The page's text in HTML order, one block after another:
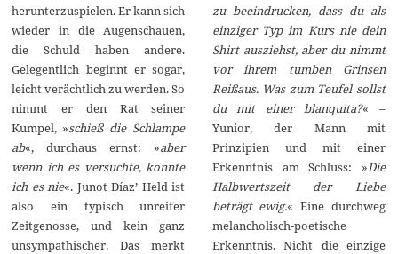
herunterzuspielen. Er kann sich
wieder in die Augenschauen,
die Schuld haben andere.
Gelegentlich beginnt er sogar,
leicht verächtlich zu werden. So
nimmt er den Rat seiner
Kumpel, »schieß die Schlampe
ab«, durchaus ernst: »aber
wenn ich es versuchte, konnte
ich es nie«. Junot Díaz’ Held ist
also ein typisch unreifer
Zeitgenosse, und kein ganz
unsympathischer. Das merkt
zu beeindrucken, dass du als
einziger Typ im Kurs nie dein
Shirt ausziehst, aber du nimmt
vor ihrem tumben Grinsen
Reißaus. Was zum Teufel sollst
du mit einer blanquita?« –
Yunior, der Mann mit
Prinzipien und mit einer
Erkenntnis am Schluss: »Die
Halbwertszeit der Liebe
beträgt ewig.« Eine durchweg
melancholisch-poetische
Erkenntnis. Nicht die einzige